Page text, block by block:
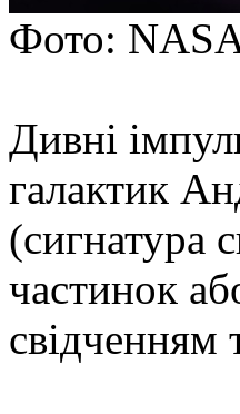
Фото:
Дивні
галактик
(сигнатура
частинок
свідченням